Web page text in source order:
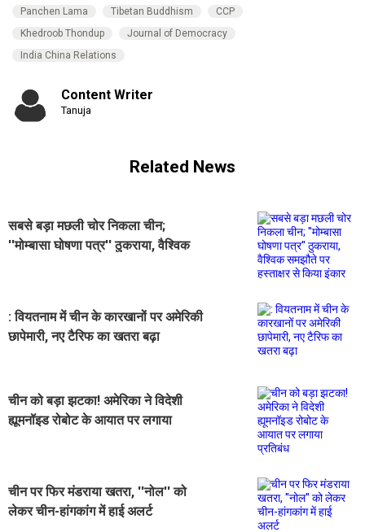
Panchen Lama
Tibetan Buddhism
CCP
Khedroob Thondup
Journal of Democracy
India China Relations
Content Writer
Tanuja
Related News
सबसे बड़ा मछली चोर निकला चीन;
''मोम्बासा घोषणा पत्र'' ठुकराया, वैश्विक
: वियतनाम में चीन के कारखानों पर अमेरिकी
छापेमारी, नए टैरिफ का खतरा बढ़ा
चीन को बड़ा झटका! अमेरिका ने विदेशी
ह्यूमनॉइड रोबोट के आयात पर लगाया
चीन पर फिर मंडराया खतरा, ''नोल'' को
लेकर चीन-हांगकांग में हाई अलर्ट